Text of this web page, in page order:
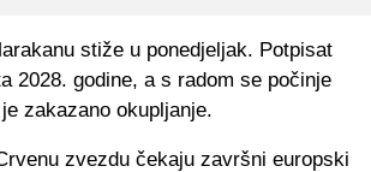
stiže u ponedjeljak. Potpisat
2028. godine, a s radom se počinje
zakazano okupljanje.
zvezdu čekaju završni europski